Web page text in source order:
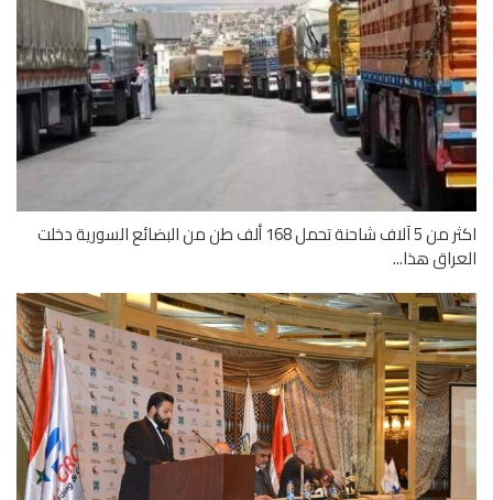
اكثر من 5 آلاف شاحنة تحمل 168 ألف طن من البضائع السورية دخلت
هذا...